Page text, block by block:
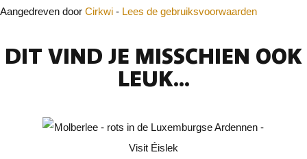
Aangedreven door Cirkwi - Lees de gebruiksvoorwaarden
DIT VIND JE MISSCHIEN OOK
LEUK...